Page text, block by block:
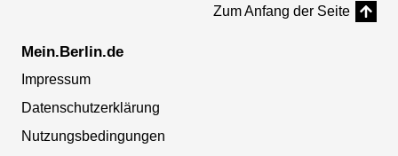
Zum Anfang der Seite
Mein.Berlin.de
Impressum
Datenschutzerklärung
Nutzungsbedingungen